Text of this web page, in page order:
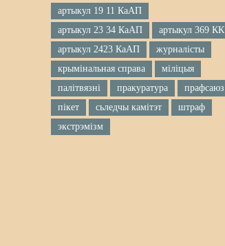
артыкул 19 11 КаАП
артыкул 23 34 КаАП
артыкул 369 КК
артыкул 2423 КаАП
журналісты
крымінальная справа
міліцыя
палітвязні
пракуратура
прафсаюз
пікет
сьледчы камітэт
штраф
экстрэмізм